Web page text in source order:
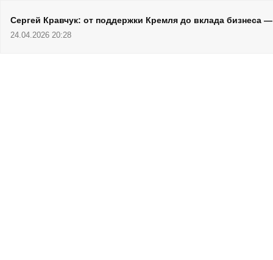
Сергей Кравчук: от поддержки Кремля до вклада бизнеса
24.04.2026 20:28